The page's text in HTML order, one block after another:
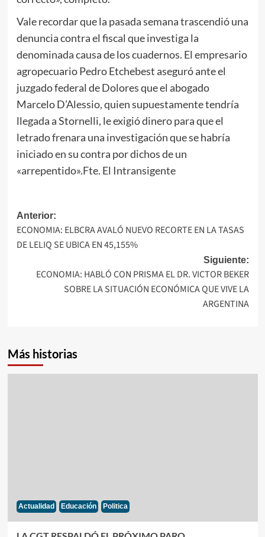
Vale recordar que la pasada semana trascendió una
denuncia contra el fiscal que investiga la
denominada causa de los cuadernos. El empresario
agropecuario Pedro Etchebest aseguró ante el
juzgado federal de Dolores que el abogado
Marcelo D’Alessio, quien supuestamente tendría
llegada a Stornelli, le exigió dinero para que el
letrado frenara una investigación que se habría
iniciado en su contra por dichos de un
«arrepentido».Fte. El Intransigente
Navegación
de
entradas
Anterior:
ECONOMIA: ELBCRA AVALÓ NUEVO RECORTE EN LA TASAS
DE LELIQ SE UBICA EN 45,155%
Siguiente:
ECONOMIA: HABLÓ CON PRISMA EL DR. VICTOR BEKER
SOBRE LA SITUACIÓN ECONÓMICA QUE VIVE LA
ARGENTINA
Más historias
Actualidad Educación Politica